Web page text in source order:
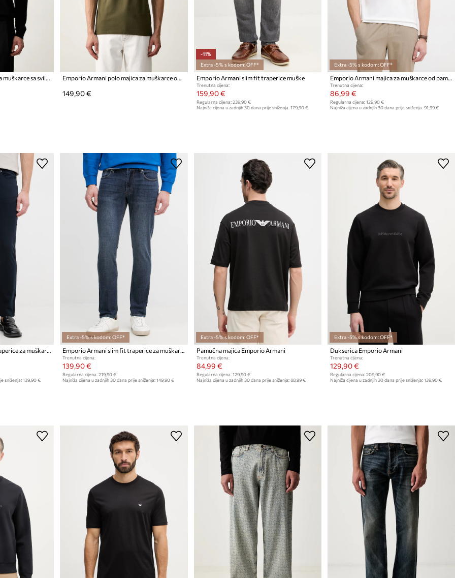
Emporio Armani pulover za muškarce sa svilom Emporio Armani polo majica za muškarce od pamuka
149,90 €
-11%
Extra -5% s kodom: OFF*
Emporio Armani slim fit traperice muške
Trenutna cijena:
159,90 €
Regularna cijena: 239,90 €
Najniža cijena u zadnjih 30 dana prije sniženja: 179,90 €
Extra -5% s kodom: OFF*
Emporio Armani majica za muškarce od pamuka s elastanom
Trenutna cijena:
86,99 €
Regularna cijena: 129,90 €
Najniža cijena u zadnjih 30 dana prije sniženja: 91,99 €
sniženja: 139,90 €
Extra -5% s kodom: OFF*
Trenutna cijena:
139,90 €
Regularna cijena: 219,90 €
Najniža cijena u zadnjih 30 dana prije sniženja: 149,90 €
Extra -5% s kodom: OFF*
Pamučna majica Emporio Armani
Trenutna cijena:
84,99 €
Regularna cijena: 129,90 €
Najniža cijena u zadnjih 30 dana prije sniženja: 88,99 €
Extra -5% s kodom: OFF*
Dukserica Emporio Armani
Trenutna cijena:
129,90 €
Regularna cijena: 209,90 €
Najniža cijena u zadnjih 30 dana prije sniženja: 139,90 €